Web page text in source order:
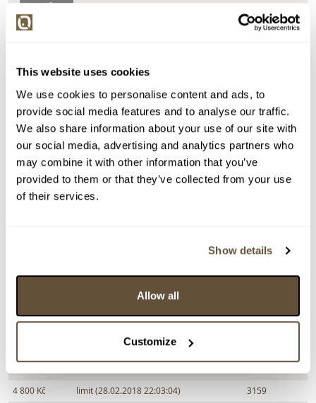
This website uses cookies
We use cookies to personalise content and ads, to
provide social media features and to analyse our traffic.
We also share information about your use of our site with
our social media, advertising and analytics partners who
may combine it with other information that you’ve
provided to them or that they’ve collected from your use
of their services.
Show details
Allow all
Customize
VYDRAŽENO
Maryša Neubertová
Dražba ukončena:
Vyvolávací cena:
700 Kč
vydraženo za:
6 000 Kč
Zpět na aukční výsledky
5 500 Kč
28.02.2018 22:03:50
2710
limit (28.02.2018 22:03:10)
4 800 Kč
limit (28.02.2018 22:03:04)
3159